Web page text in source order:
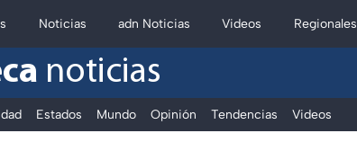
Noticias adn Noticias Videos Regionales
noticias
Estados Mundo Opinión Tendencias Videos